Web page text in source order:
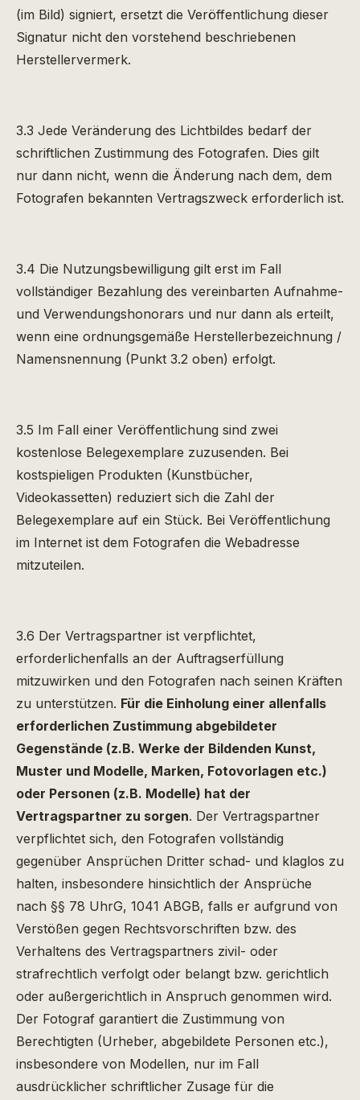
(im Bild) signiert, ersetzt die Veröffentlichung dieser
Signatur nicht den vorstehend beschriebenen
Herstellervermerk.
3.3 Jede Veränderung des Lichtbildes bedarf der
schriftlichen Zustimmung des Fotografen. Dies gilt
nur dann nicht, wenn die Änderung nach dem, dem
Fotografen bekannten Vertragszweck erforderlich ist.
3.4 Die Nutzungsbewilligung gilt erst im Fall
vollständiger Bezahlung des vereinbarten Aufnahme-
und Verwendungshonorars und nur dann als erteilt,
wenn eine ordnungsgemäße Herstellerbezeichnung /
Namensnennung (Punkt 3.2 oben) erfolgt.
3.5 Im Fall einer Veröffentlichung sind zwei
kostenlose Belegexemplare zuzusenden. Bei
kostspieligen Produkten (Kunstbücher,
Videokassetten) reduziert sich die Zahl der
Belegexemplare auf ein Stück. Bei Veröffentlichung
im Internet ist dem Fotografen die Webadresse
mitzuteilen.
3.6 Der Vertragspartner ist verpflichtet,
erforderlichenfalls an der Auftragserfüllung
mitzuwirken und den Fotografen nach seinen Kräften
zu unterstützen. Für die Einholung einer allenfalls
erforderlichen Zustimmung abgebildeter
Gegenstände (z.B. Werke der Bildenden Kunst,
Muster und Modelle, Marken, Fotovorlagen etc.)
oder Personen (z.B. Modelle) hat der
Vertragspartner zu sorgen. Der Vertragspartner
verpflichtet sich, den Fotografen vollständig
gegenüber Ansprüchen Dritter schad- und klaglos zu
halten, insbesondere hinsichtlich der Ansprüche
nach §§ 78 UhrG, 1041 ABGB, falls er aufgrund von
Verstößen gegen Rechtsvorschriften bzw. des
Verhaltens des Vertragspartners zivil- oder
strafrechtlich verfolgt oder belangt bzw. gerichtlich
oder außergerichtlich in Anspruch genommen wird.
Der Fotograf garantiert die Zustimmung von
Berechtigten (Urheber, abgebildete Personen etc.),
insbesondere von Modellen, nur im Fall
ausdrücklicher schriftlicher Zusage für die